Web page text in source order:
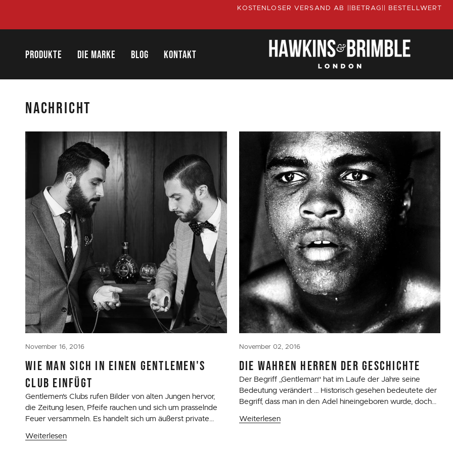
KOSTENLOSER VERSAND AB ||BETRAG|| BESTELLWERT
PRODUKTE DIE MARKE BLOG KONTAKT
NACHRICHT
November 16, 2016
WIE MAN SICH IN EINEN GENTLEMEN'S
CLUB EINFÜGT
Gentlemen's Clubs rufen Bilder von alten Jungen hervor,
die Zeitung lesen, Pfeife rauchen und sich um prasselnde
Feuer versammeln. Es handelt sich um äußerst private...
Weiterlesen
November 02, 2016
DIE WAHREN HERREN DER GESCHICHTE
Der Begriff „Gentleman“ hat im Laufe der Jahre seine
Bedeutung verändert ... Historisch gesehen bedeutete der
Begriff, dass man in den Adel hineingeboren wurde, doch...
Weiterlesen